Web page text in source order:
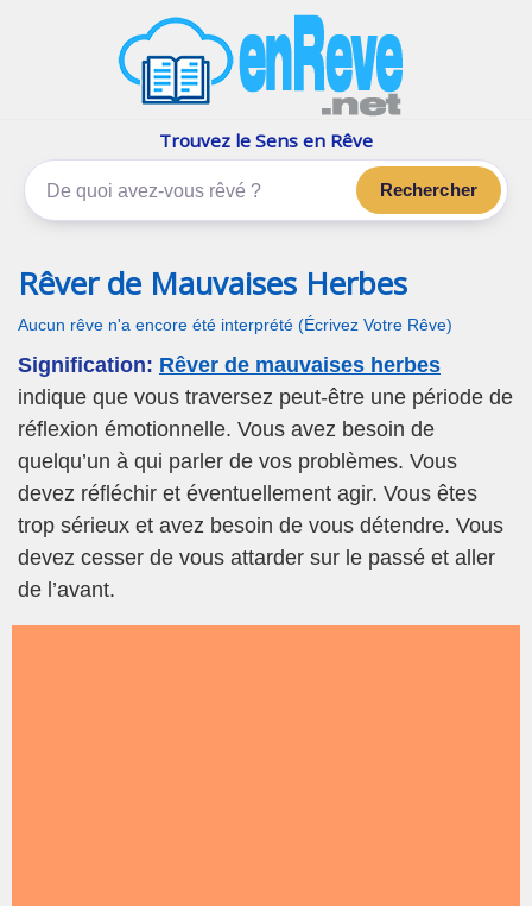
Les rêves, c'est plus que çaTrouvez le Sens en Rêve
Rechercher
Rêver de Mauvaises Herbes
Aucun rêve n'a encore été interprété (Écrivez Votre Rêve)
Signification: Rêver de mauvaises herbes
indique que vous traversez peut-être une période de
réflexion émotionnelle. Vous avez besoin de
quelqu’un à qui parler de vos problèmes. Vous
devez réfléchir et éventuellement agir. Vous êtes
trop sérieux et avez besoin de vous détendre. Vous
devez cesser de vous attarder sur le passé et aller
de l’avant.